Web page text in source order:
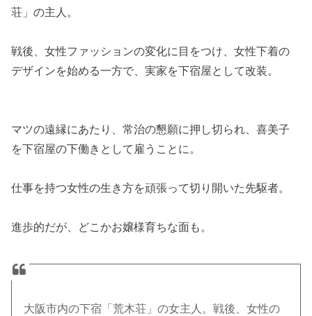
荘」の主人。
戦後、女性ファッションの変化に目をつけ、女性下着の
デザインを始める一方で、実家を下宿屋として改装。
マツの遠縁にあたり、常治の懇願に押し切られ、喜美子
を下宿屋の下働きとして雇うことに。
仕事を持つ女性の生き方を頑張って切り開いた先駆者。
進歩的だが、どこかお嬢様育ちな面も。
大阪市内の下宿「荒木荘」の女主人。戦後、女性の